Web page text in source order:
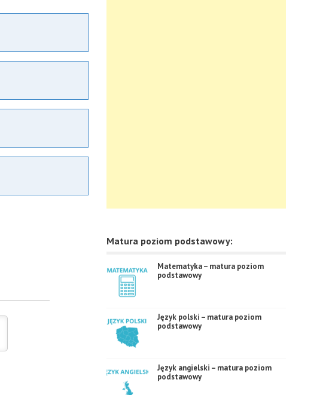
Matura poziom podstawowy:
Matematyka – matura poziom
podstawowy
Język polski – matura poziom
podstawowy
Język angielski – matura poziom
podstawowy